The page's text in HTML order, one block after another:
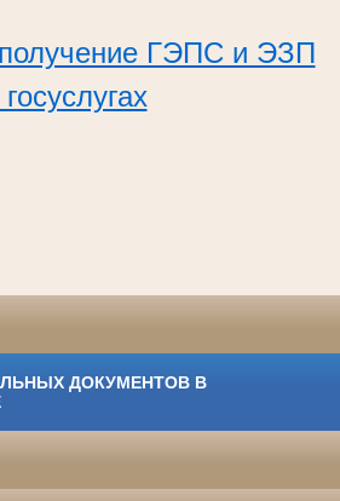
получение ГЭПС и ЭЗП
ДОКУМЕНТОВ В